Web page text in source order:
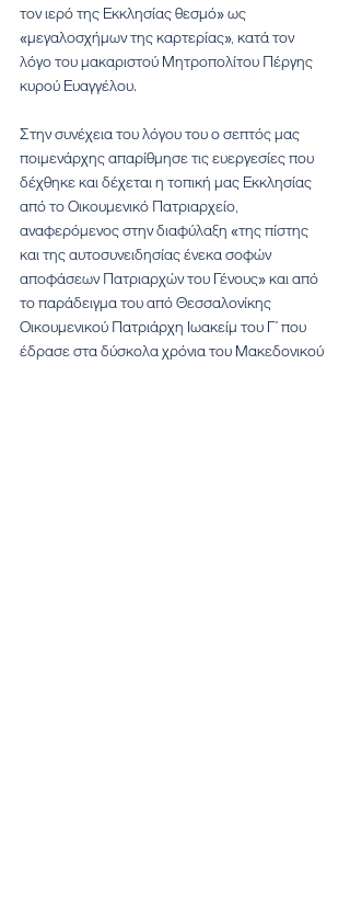
τον ιερό της Εκκλησίας θεσμό» ως
«μεγαλοσχήμων της καρτερίας», κατά τον
λόγο του μακαριστού Μητροπολίτου Πέργης
κυρού Ευαγγέλου.
Στην συνέχεια του λόγου του ο σεπτός μας
ποιμενάρχης απαρίθμησε τις ευεργεσίες που
δέχθηκε και δέχεται η τοπική μας Εκκλησίας
από το Οικουμενικό Πατριαρχείο,
αναφερόμενος στην διαφύλαξη «της πίστης
και της αυτοσυνειδησίας ένεκα σοφών
αποφάσεων Πατριαρχών του Γένους» και από
το παράδειγμα του από Θεσσαλονίκης
Οικουμενικού Πατριάρχη Ιωακείμ του Γ΄ που
έδρασε στα δύσκολα χρόνια του Μακεδονικού